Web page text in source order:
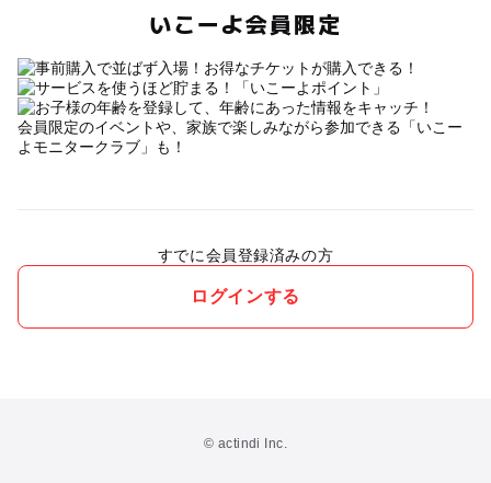
いこーよ会員限定
会員限定のイベントや、家族で楽しみながら参加できる「いこー
よモニタークラブ」も！
すでに会員登録済みの方
ログインする
© actindi Inc.